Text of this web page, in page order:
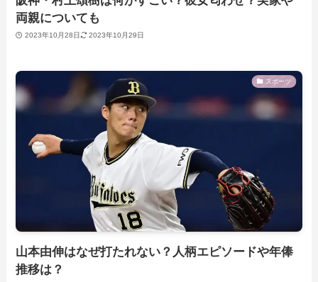
両親についても
2023年10月28日 2023年10月29日
スポーツ
山本由伸はなぜ打たれない？人柄エピソードや年俸
推移は？